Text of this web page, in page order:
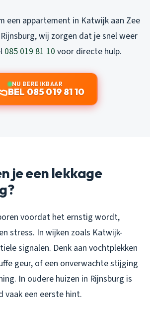
een appartement in Katwijk aan Zee
wij zorgen dat je snel weer
085 019 81 10 voor directe hulp.
NU BEREIKBAAR
BEL 085 019 81 10
je een lekkage
voordat het ernstig wordt,
stress. In wijken zoals Katwijk-
signalen. Denk aan vochtplekken
geur, of een onverwachte stijging
In oudere huizen in Rijnsburg is
vaak een eerste hint.